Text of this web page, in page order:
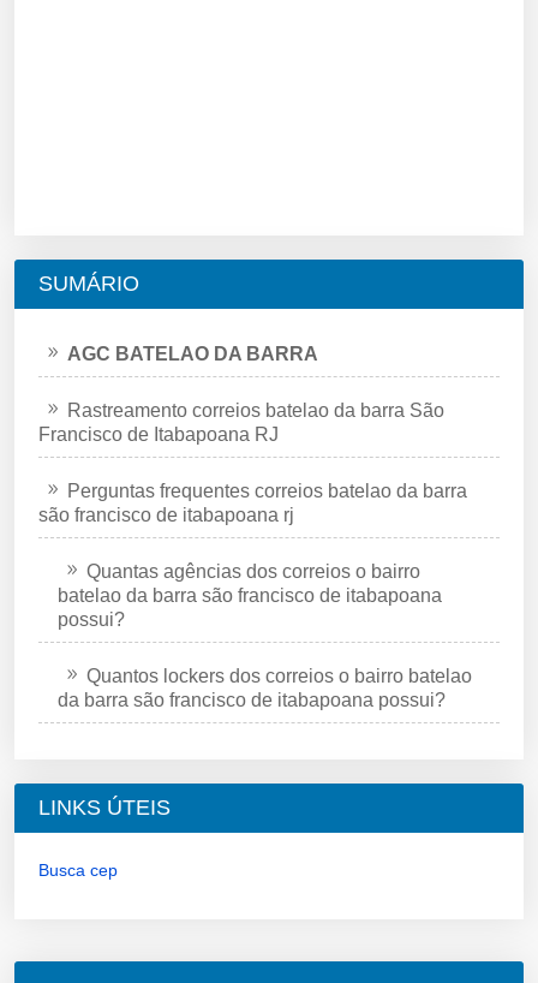
SUMÁRIO
AGC BATELAO DA BARRA
Rastreamento correios batelao da barra São
Francisco de Itabapoana RJ
Perguntas frequentes correios batelao da barra
são francisco de itabapoana rj
Quantas agências dos correios o bairro
batelao da barra são francisco de itabapoana
possui?
Quantos lockers dos correios o bairro batelao
da barra são francisco de itabapoana possui?
LINKS ÚTEIS
Busca cep